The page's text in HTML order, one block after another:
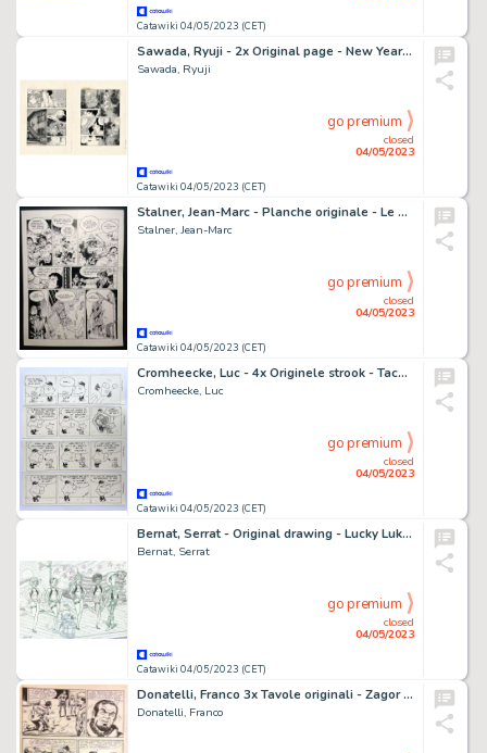
Catawiki 04/05/2023 (CET)
Sawada, Ryuji - 2x Original page - New Year's Eve - (1981)
Sawada, Ryuji
Catawiki 04/05/2023 (CET)
closed
04/05/2023
go premium
Stalner, Jean-Marc - Planche originale - Le Maître de pierre T2 - La Chaise du Diable - (2003)
Stalner, Jean-Marc
Catawiki 04/05/2023 (CET)
closed
04/05/2023
go premium
Cromheecke, Luc - 4x Originele strook - Taco Zip
Cromheecke, Luc
Catawiki 04/05/2023 (CET)
closed
04/05/2023
go premium
Bernat, Serrat - Original drawing - Lucky Luke - Le Cavalier blanc
Bernat, Serrat
Catawiki 04/05/2023 (CET)
closed
04/05/2023
go premium
Donatelli, Franco 3x Tavole originali - Zagor n. 125 - (1975)
Donatelli, Franco